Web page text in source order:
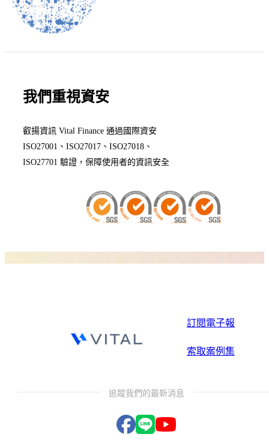
我們重視資安
叡揚資訊 Vital Finance 通過國際資安
ISO27001、ISO27017、ISO27018、
ISO27701 驗證，保障使用者的資訊安全
訂閱電子報
索取案例集
追蹤我們的最新消息